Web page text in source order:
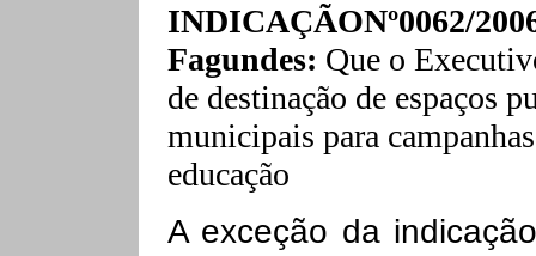
INDICAÇÃONº0062/
Fagundes: Que o
de destinação de espaços
municipais para
educação
A exceção da